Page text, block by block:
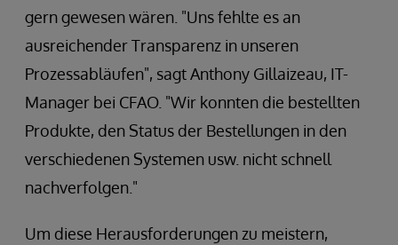
gern gewesen wären. "Uns fehlte es an
ausreichender Transparenz in unseren
Prozessabläufen", sagt Anthony Gillaizeau, IT-
Manager bei CFAO. "Wir konnten die bestellten
Produkte, den Status der Bestellungen in den
verschiedenen Systemen usw. nicht schnell
nachverfolgen."
Um diese Herausforderungen zu meistern,